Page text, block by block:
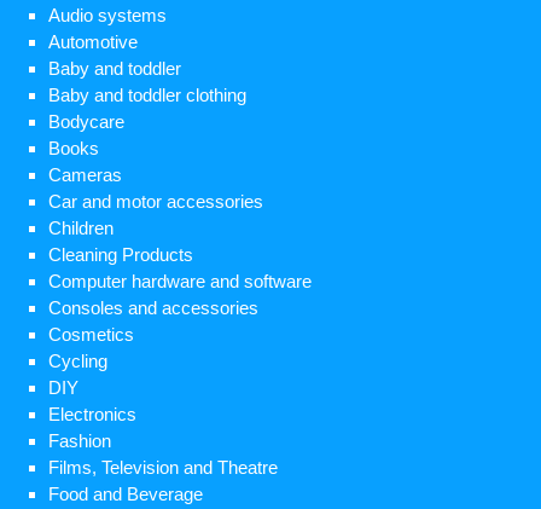
Audio systems
Automotive
Baby and toddler
Baby and toddler clothing
Bodycare
Books
Cameras
Car and motor accessories
Children
Cleaning Products
Computer hardware and software
Consoles and accessories
Cosmetics
Cycling
DIY
Electronics
Fashion
Films, Television and Theatre
Food and Beverage